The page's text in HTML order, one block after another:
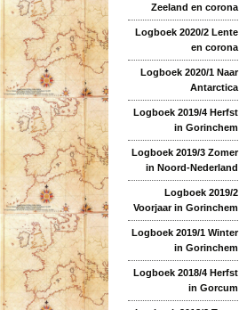
Zeeland en corona
Logboek 2020/2 Lente
en corona
Logboek 2020/1 Naar
Antarctica
Logboek 2019/4 Herfst
in Gorinchem
Logboek 2019/3 Zomer
in Noord-Nederland
Logboek 2019/2
Voorjaar in Gorinchem
Logboek 2019/1 Winter
in Gorinchem
Logboek 2018/4 Herfst
in Gorcum